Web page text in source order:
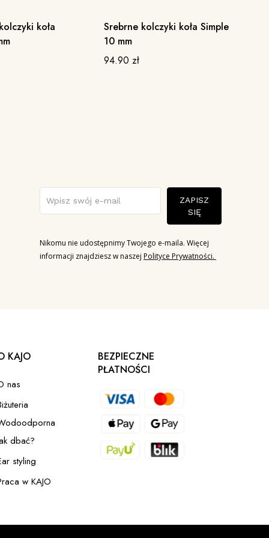
koła
BESTSELLER
Srebrne kolczyki koła Simple
10 mm
94.90zł
ZAPISZ
SIĘ
Nikomu nie udostępnimy Twojego e-maila. Więcej
informacji znajdziesz w naszejPolityce Prywatności.
KAJO
nas
dbać?
styling
w KAJO
BEZPIECZNE
PŁATNOŚCI